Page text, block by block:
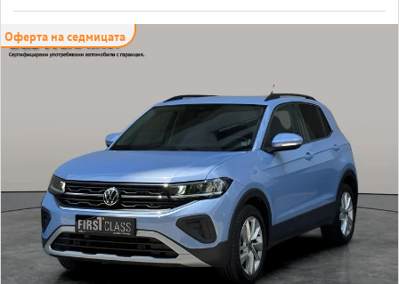
Оферта на седмицата